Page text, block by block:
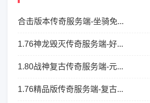
合击版本传奇服务端-坐骑免...
1.76神龙毁灭传奇服务端-好...
1.80战神复古传奇服务端-元...
1.76精品版传奇服务端-复古...